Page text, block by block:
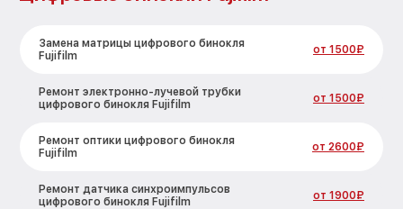
Замена матрицы цифрового бинокля
Fujifilm
от 1500₽
Ремонт электронно-лучевой трубки
цифрового бинокля Fujifilm
от 1500₽
Ремонт оптики цифрового бинокля
Fujifilm
от 2600₽
Ремонт датчика синхроимпульсов
цифрового бинокля Fujifilm
от 1900₽